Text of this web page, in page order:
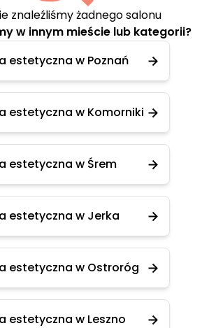
znaleźliśmy żadnego salonu
w innym mieście lub kategorii?
estetyczna w Poznań
estetyczna w Komorniki
estetyczna w Śrem
estetyczna w Jerka
estetyczna w Ostroróg
estetyczna w Leszno